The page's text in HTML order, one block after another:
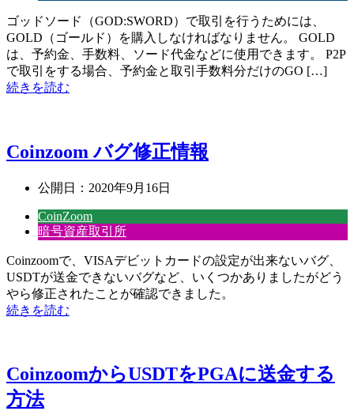
ゴッドソード（GOD:SWORD）で取引を行うためには、
GOLD（ゴールド）を購入しなければなりません。 GOLD
は、予約金、手数料、ソード代金などに使用できます。 P2P
で取引をする場合、予約金と取引手数料分だけのGO […]
続きを読む
Coinzoom バグ修正情報
公開日： 2020年9月16日
CoinZoom
暗号資産取引所
Coinzoomで、VISAデビットカードの設定が出来ないバグ、
USDTが送金できないバグなど、いくつかありましたがどう
やら修正されたことが確認できました。
続きを読む
CoinzoomからUSDTをPGAに送金する
方法